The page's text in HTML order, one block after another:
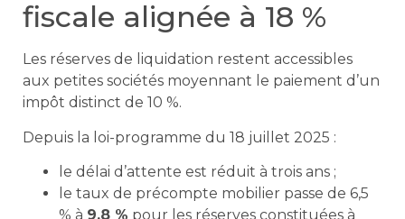
fiscale alignée à 18 %
Les réserves de liquidation restent accessibles
aux petites sociétés moyennant le paiement d’un
impôt distinct de 10 %.
Depuis la loi-programme du 18 juillet 2025 :
le délai d’attente est réduit à trois ans ;
le taux de précompte mobilier passe de 6,5
% à 9,8 % pour les réserves constituées à